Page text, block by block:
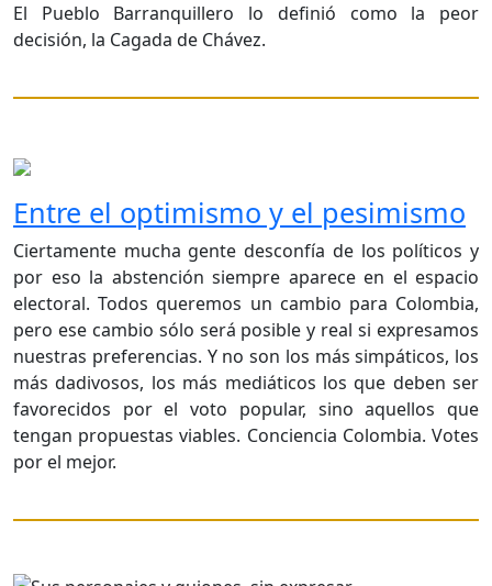
El Pueblo Barranquillero lo definió como la peor
decisión, la Cagada de Chávez.
Entre el optimismo y el pesimismo
Ciertamente mucha gente desconfía de los políticos y
por eso la abstención siempre aparece en el espacio
electoral. Todos queremos un cambio para Colombia,
pero ese cambio sólo será posible y real si expresamos
nuestras preferencias. Y no son los más simpáticos, los
más dadivosos, los más mediáticos los que deben ser
favorecidos por el voto popular, sino aquellos que
tengan propuestas viables. Conciencia Colombia. Votes
por el mejor.